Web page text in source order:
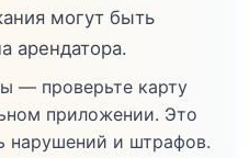
могут быть
арендатора.
— проверьте карту
приложении. Это
нарушений и штрафов.